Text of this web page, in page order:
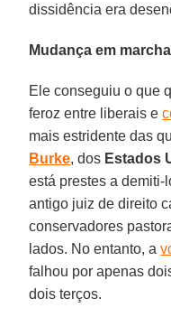
dissidência era
Mudança em marcha
Ele conseguiu o que
feroz entre liberais e
mais estridente das
Burke, dos Estados
está prestes a demiti-
antigo juiz de direito
conservadores
lados. No entanto, a
falhou por apenas
dois terços.